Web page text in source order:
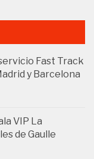
Fast Track
y Barcelona
VIP La
de Gaulle